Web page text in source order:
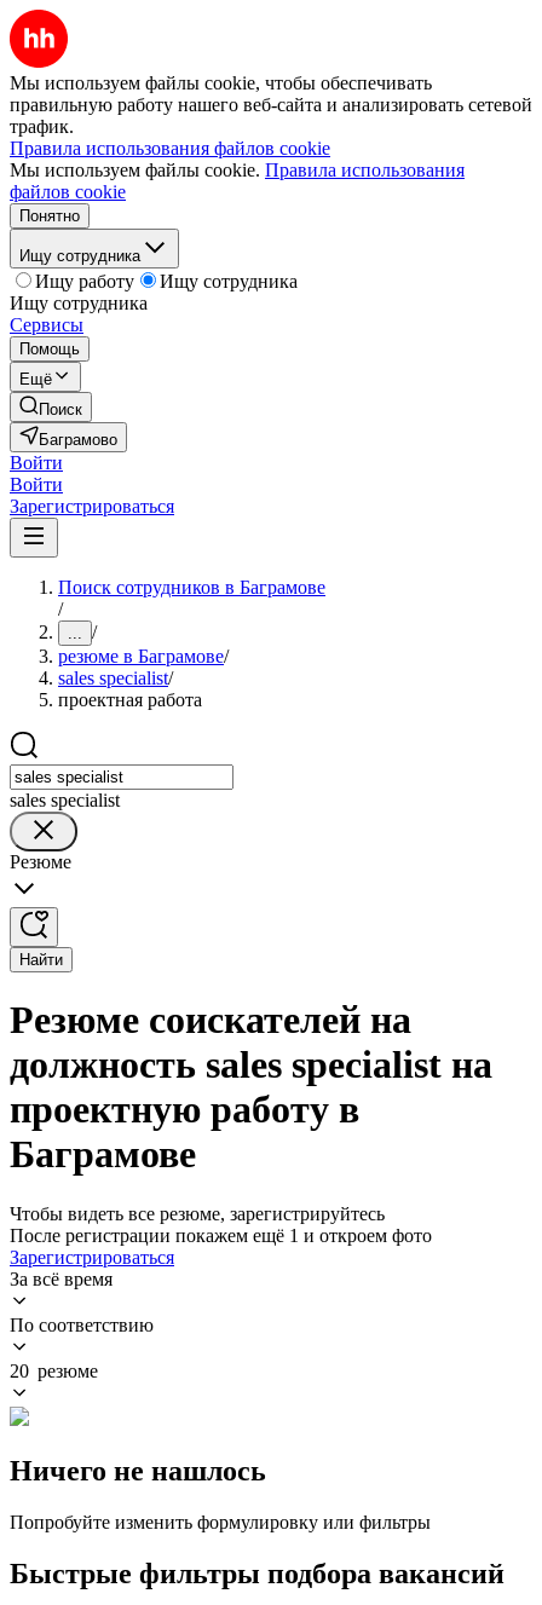
Мы используем файлы cookie, чтобы обеспечивать
правильную работу нашего веб-сайта и анализировать сетевой
трафик.
Правила использования файлов cookie
Мы используем файлы cookie. Правила использования
файлов cookie
Понятно
Ищу сотрудника
Ищу работу
Ищу сотрудника
Ищу сотрудника
Сервисы
Помощь
Ещё
Поиск
Баграмово
Войти
Войти
Зарегистрироваться
Поиск сотрудников в Баграмове
/
... /
резюме в Баграмове/
sales specialist/
проектная работа
sales specialist
Резюме
Найти
Резюме соискателей на
должность sales specialist на
проектную работу в
Баграмове
Чтобы видеть все резюме, зарегистрируйтесь
После регистрации покажем ещё 1 и откроем фото
Зарегистрироваться
За всё время
По соответствию
20 резюме
Ничего не нашлось
Попробуйте изменить формулировку или фильтры
Быстрые фильтры подбора вакансий